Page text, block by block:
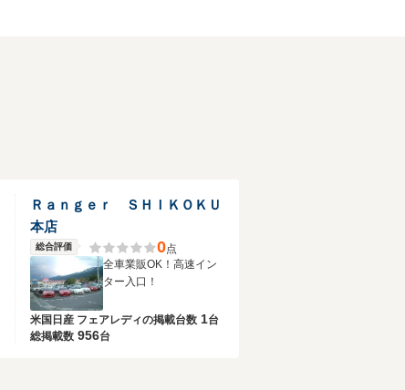
Ｒａｎｇｅｒ ＳＨＩＫＯＫＵ
本店
総合評価 0点
全車業販OK！高速イン
ター入口！
米国日産 フェアレディの掲載台数 1台
総掲載数 956台